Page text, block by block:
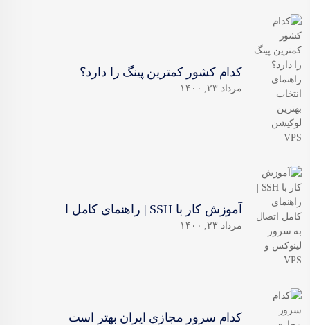
کدام کشور کمترین پینگ را دارد؟
مرداد ۲۳, ۱۴۰۰
آموزش کار با SSH | راهنمای کامل ا
مرداد ۲۳, ۱۴۰۰
کدام سرور مجازی ایران بهتر است